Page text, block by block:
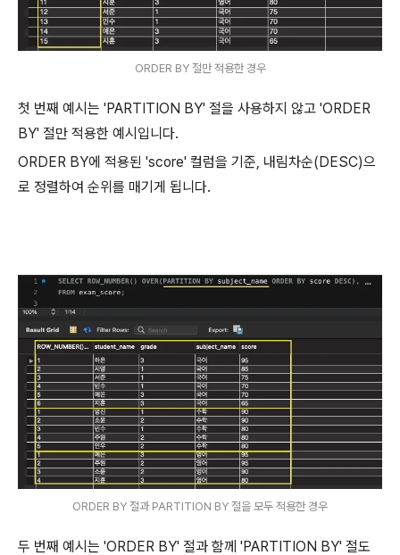
ORDER BY 절만 적용한 경우
첫 번째 예시는 'PARTITION BY' 절을 사용하지 않고 'ORDER
BY' 절만 적용한 예시입니다.
ORDER BY에 적용된 'score' 컬럼을 기준, 내림차순(DESC)으
로 정렬하여 순위를 매기게 됩니다.
ORDER BY 절과 PARTITION BY 절을 모두 적용한 경우
두 번째 예시는 'ORDER BY' 절과 함께 'PARTITION BY' 절도